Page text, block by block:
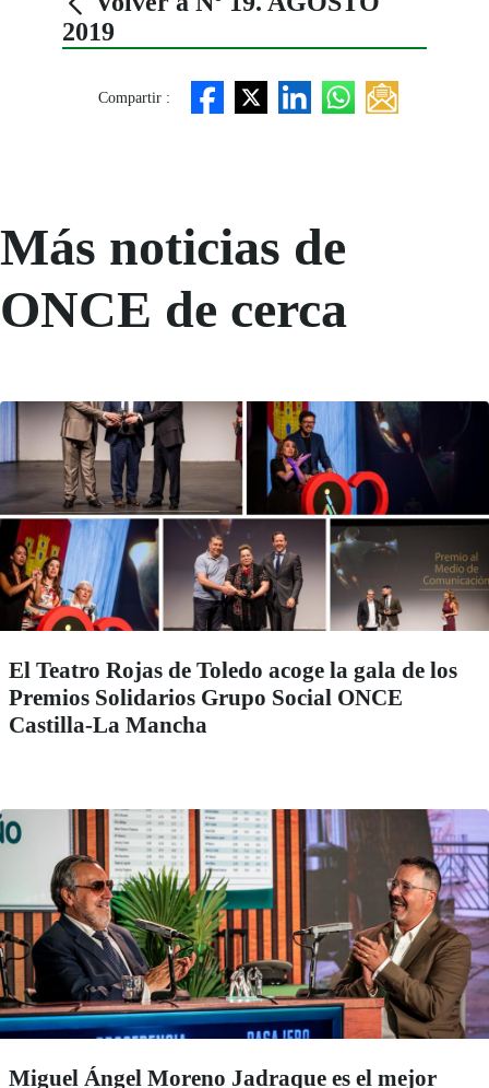
2019
Compartir :
Más noticias de
ONCE de cerca
El Teatro Rojas de Toledo acoge la gala de los
Premios Solidarios Grupo Social ONCE
Castilla-La Mancha
Miguel Ángel Moreno Jadraque es el mejor